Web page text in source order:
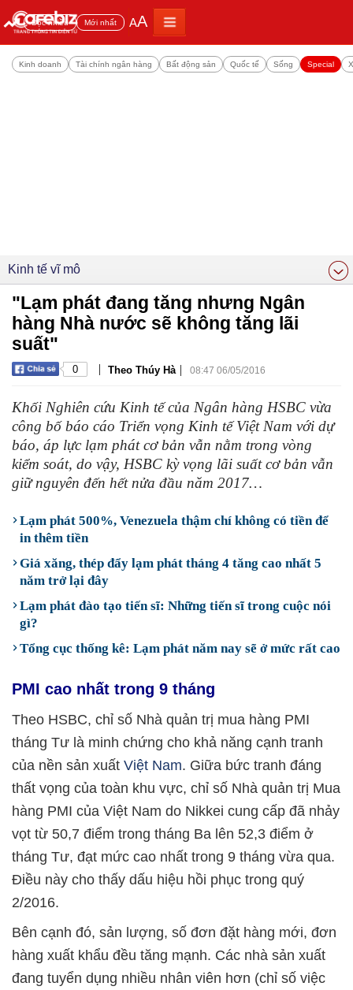
Đọc nhiều Mới nhất AA
Kinh doanh Tài chính ngân hàng Bất động sản Quốc tế Sống Special
Kinh tế vĩ mô
"Lạm phát đang tăng nhưng Ngân
hàng Nhà nước sẽ không tăng lãi
suất"
0 | Theo Thúy Hà | 08:47 06/05/2016
Khối Nghiên cứu Kinh tế của Ngân hàng HSBC vừa
công bố báo cáo Triển vọng Kinh tế Việt Nam với dự
báo, áp lực lạm phát cơ bản vẫn nằm trong vòng
kiểm soát, do vậy, HSBC kỳ vọng lãi suất cơ bản vẫn
giữ nguyên đến hết nửa đầu năm 2017…
Lạm phát 500%, Venezuela thậm chí không có tiền để
in thêm tiền
Giá xăng, thép đẩy lạm phát tháng 4 tăng cao nhất 5
năm trở lại đây
Lạm phát đào tạo tiến sĩ: Những tiến sĩ trong cuộc nói
gì?
Tổng cục thống kê: Lạm phát năm nay sẽ ở mức rất cao
PMI cao nhất trong 9 tháng
Theo HSBC, chỉ số Nhà quản trị mua hàng PMI
tháng Tư là minh chứng cho khả năng cạnh tranh
của nền sản xuất Việt Nam. Giữa bức tranh đáng
thất vọng của toàn khu vực, chỉ số Nhà quản trị Mua
hàng PMI của Việt Nam do Nikkei cung cấp đã nhảy
vọt từ 50,7 điểm trong tháng Ba lên 52,3 điểm ở
tháng Tư, đạt mức cao nhất trong ​9 tháng vừa qua.
Điều này cho thấy dấu hiệu hồi phục trong quý
2/2016.
Bên cạnh đó, sản lượng, số đơn đặt hàng mới, đơn
hàng xuất khẩu đều tăng mạnh. Các nhà sản xuất
đang tuyển dụng nhiều nhân viên hơn (chỉ số việc